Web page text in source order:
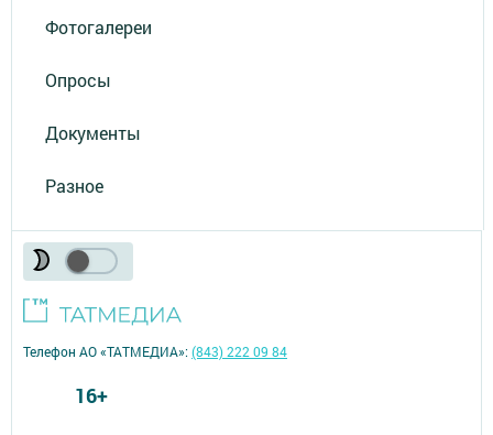
Фотогалереи
Опросы
Документы
Разное
Телефон АО «ТАТМЕДИА»:(843) 222 09 84
16+